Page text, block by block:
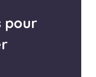
pour